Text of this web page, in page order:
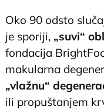
Oko 90 odsto
je sporiji, „suvi“
fondacija
makularna
„vlažnu“
ili propuštanjem